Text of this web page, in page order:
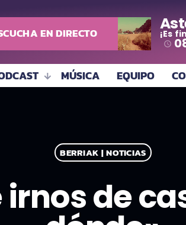
EN DIRECTO ¡Es
access_time
MÚSICA EQUIPO
BERRIAK | NOTICIAS
de